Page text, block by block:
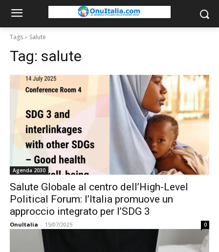
Tags Salute
Tag: salute
Agenda 2030
Salute Globale al centro dell’High-Level
Political Forum: l’Italia promuove un
approccio integrato per l’SDG 3
OnuItalia - 15/07/2025 0